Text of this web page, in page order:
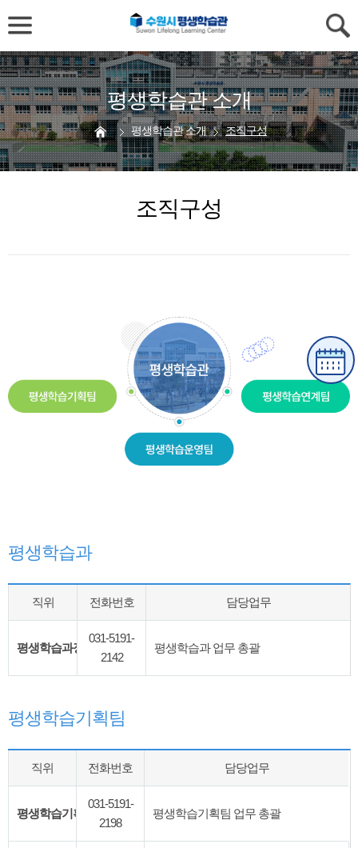
평생학습관 소개
평생학습관 소개 조직구성
조직구성
평생학습과
직위 전화번호 담당업무
평생학습과장
031-5191-
2142
평생학습과 업무 총괄
평생학습기획팀
직위 전화번호 담당업무
평생학습기획팀장
031-5191-
2198
평생학습기획팀 업무 총괄